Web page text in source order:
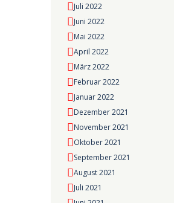
Juli 2022
Juni 2022
Mai 2022
April 2022
März 2022
Februar 2022
Januar 2022
Dezember 2021
November 2021
Oktober 2021
September 2021
August 2021
Juli 2021